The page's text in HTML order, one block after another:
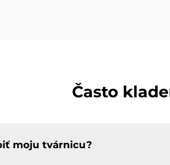
Často
moju tvárnicu?